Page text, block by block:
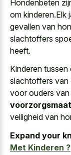
Hondenbeten
om kinderen.Elk
gevallen van
slachtoffers
heeft.
Kinderen
slachtoffers van
voor ouders van
veiligheid van
Expand your
Met Kinderen ?